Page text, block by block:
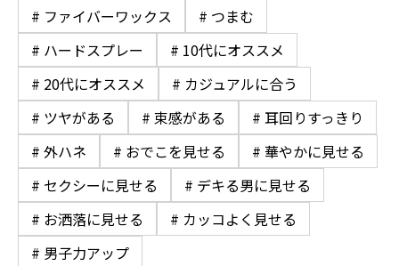
# ファイバーワックス
# つまむ
# ハードスプレー
# 10代にオススメ
# 20代にオススメ
# カジュアルに合う
# ツヤがある
# 束感がある
# 耳回りすっきり
# 外ハネ
# おでこを見せる
# 華やかに見せる
# セクシーに見せる
# デキる男に見せる
# お洒落に見せる
# カッコよく見せる
# 男子力アップ